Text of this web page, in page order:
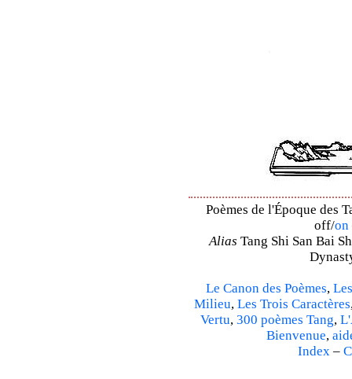
Poèmes de l'Époque des
off/on
Alias Tang Shi San Bai
Le Canon des Poèmes,
Milieu, Les Trois Caractères
Vertu, 300 poèmes Tang,
Bienvenue,
Index–